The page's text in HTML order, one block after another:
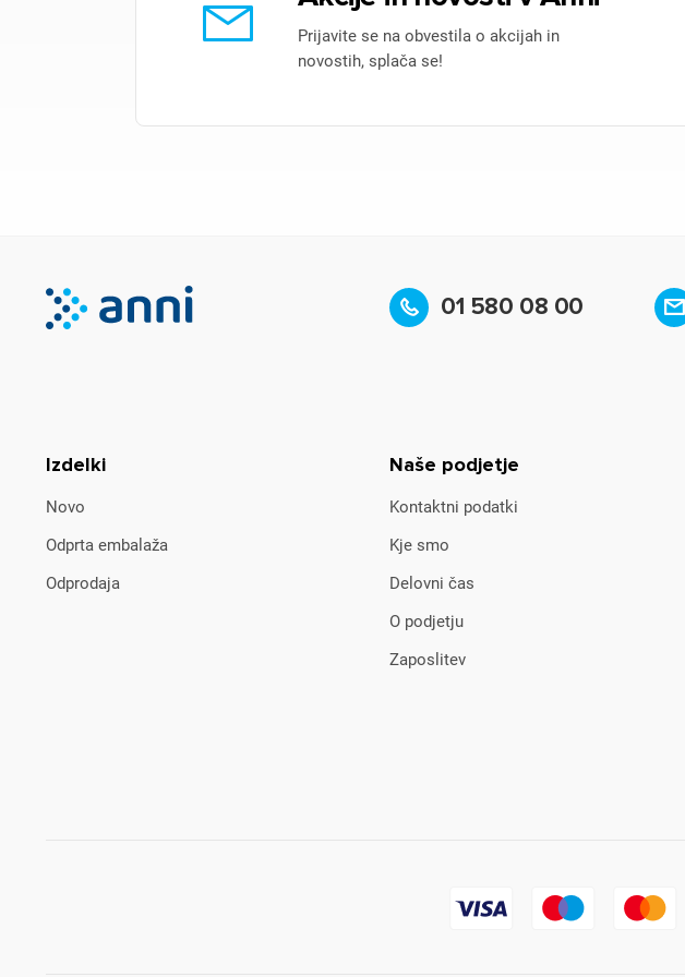
Prijavite se na obvestila o akcijah in
novostih, splača se!
01 580 08 00
Izdelki
Novo
Odprta embalaža
Odprodaja
Naše podjetje
Kontaktni podatki
Kje smo
Delovni čas
O podjetju
Zaposlitev